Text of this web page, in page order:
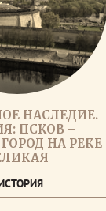
НАСЛЕДИЕ.
ПСКОВ –
НА РЕКЕ